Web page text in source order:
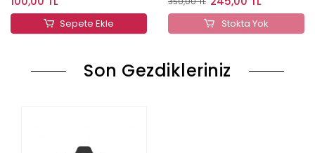
Sepete Ekle Stokta Yok
Son Gezdikleriniz